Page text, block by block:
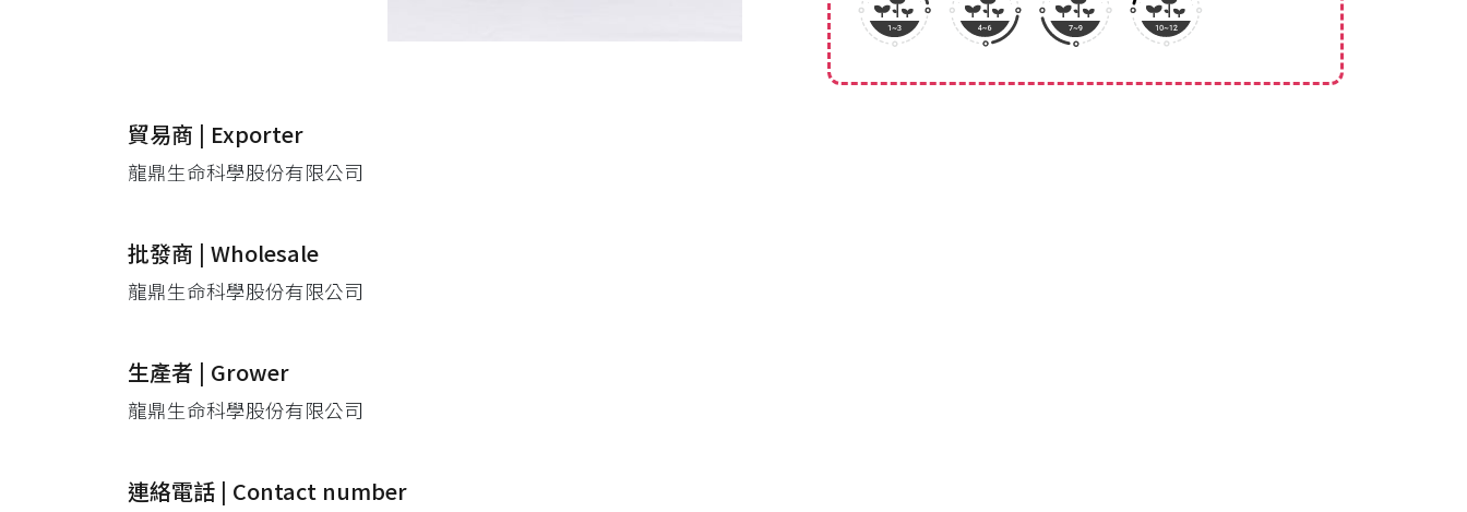
貿易商 | Exporter
龍鼎生命科學股份有限公司
批發商 | Wholesale
龍鼎生命科學股份有限公司
生產者 | Grower
龍鼎生命科學股份有限公司
連絡電話 | Contact number